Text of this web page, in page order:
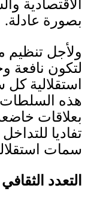
الاقتصادية
بصورة عادلة.
ولأجل تنظيم
لتكون نافعة
استقلالية
هذه السلطات
بعلاقات
تفاديا
سمات
التعدد الثقافي